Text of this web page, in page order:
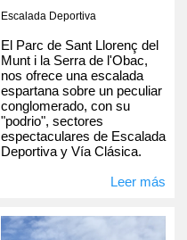
Escalada Deportiva
El Parc de Sant Llorenç del
Munt i la Serra de l'Obac,
nos ofrece una escalada
espartana sobre un peculiar
conglomerado, con su
"podrio", sectores
espectaculares de Escalada
Deportiva y Vía Clásica.
Leer más